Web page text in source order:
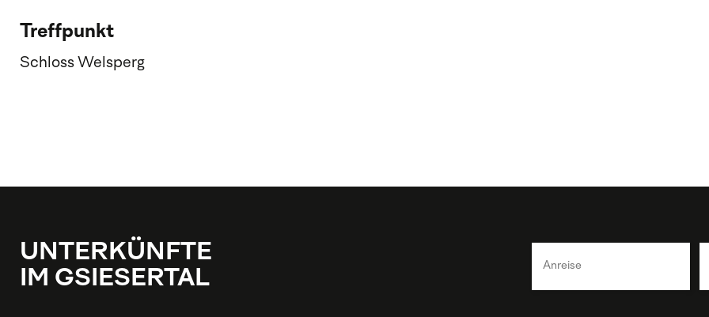
Treffpunkt
Schloss Welsperg
UNTERKÜNFTE
IM GSIESERTAL